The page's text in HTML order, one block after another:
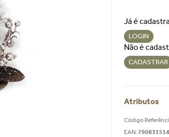
Já é
LOGIN
Não é
CADASTRAR
Atributos
Código
EAN: